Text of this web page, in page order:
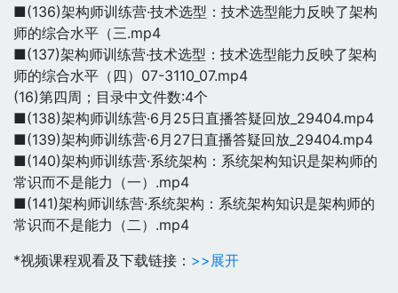
■(136)架构师训练营·技术选型：技术选型能力反映了架构
师的综合水平（三.mp4
■(137)架构师训练营·技术选型：技术选型能力反映了架构
师的综合水平（四）07-3110_07.mp4
(16)第四周；目录中文件数:4个
■(138)架构师训练营·6月25日直播答疑回放_29404.mp4
■(139)架构师训练营·6月27日直播答疑回放_29404.mp4
■(140)架构师训练营·系统架构：系统架构知识是架构师的
常识而不是能力（一）.mp4
■(141)架构师训练营·系统架构：系统架构知识是架构师的
常识而不是能力（二）.mp4
*视频课程观看及下载链接： >>展开